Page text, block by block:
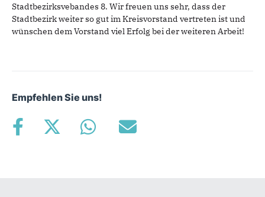
Stadtbezirksvebandes 8. Wir freuen uns sehr, dass der
Stadtbezirk weiter so gut im Kreisvorstand vertreten ist und
wünschen dem Vorstand viel Erfolg bei der weiteren Arbeit!
Empfehlen Sie uns!